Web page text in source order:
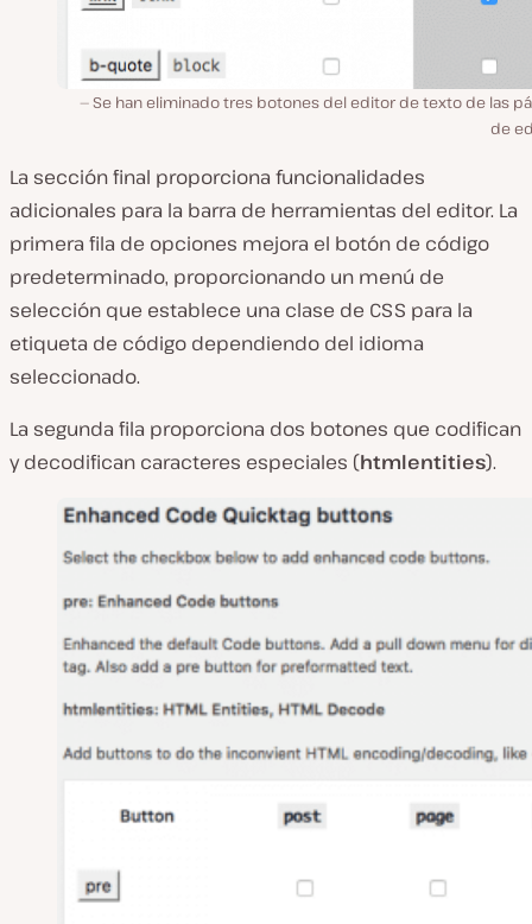
Se han eliminado tres botones del editor de texto de las
de
La sección final proporciona funcionalidades
adicionales para la barra de herramientas del editor. La
primera fila de opciones mejora el botón de código
predeterminado, proporcionando un menú de
selección que establece una clase de CSS para la
etiqueta de código dependiendo del idioma
seleccionado.
La segunda fila proporciona dos botones que codifican
y decodifican caracteres especiales (htmlentities).